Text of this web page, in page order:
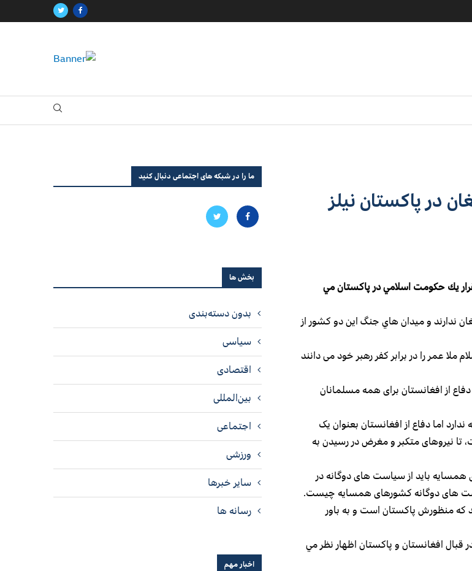
در پاكستان نیلز
يك حكومت اسلامي در پاكستان مي
ندارند و ميدان هاي جنگ اين دو كشور از
عمر را در برابر کفر رهبر خود می دانند
از افغانستان برای همه مسلمانان
اما دفاع از افغانستان بعنوان یک
تا نیروهای متکبر و مغرض در رسیدن به
باید از سیاست های دوگانه در
های دوگانه کشورهای همسایه چیست.
که منظورش پاکستان است و به باور
افغانستان و پاكستان اظهار نظر مي
ما را در شبکه های اجتماعی دنبال کنید
بخش ها
بدون دسته‌بندی
سیاسی
اقتصادی
بین‌المللی
اجتماعی
ورزشی
سایر خبرها
رسانه ها
اخبار مهم